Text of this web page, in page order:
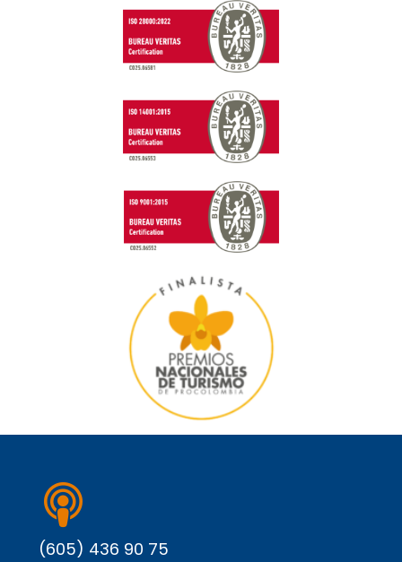
(605) 436 90 75